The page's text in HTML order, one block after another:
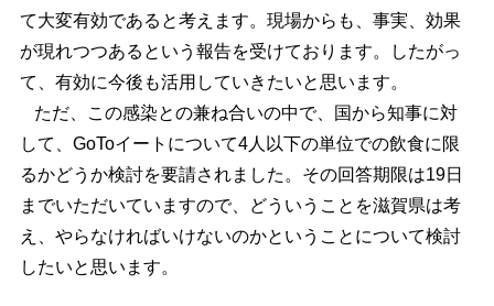
て大変有効であると考えます。現場からも、事実、効果
が現れつつあるという報告を受けております。したがっ
て、有効に今後も活用していきたいと思います。
ただ、この感染との兼ね合いの中で、国から知事に対
して、GoToイートについて4人以下の単位での飲食に限
るかどうか検討を要請されました。その回答期限は19日
までいただいていますので、どういうことを滋賀県は考
え、やらなければいけないのかということについて検討
したいと思います。